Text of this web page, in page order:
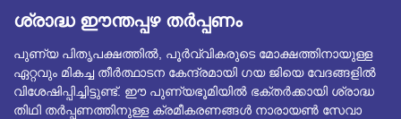
ശ്രാദ്ധ ഈന്തപ്പഴ തർപ്പണം
പുണ്യ പിതൃപക്ഷത്തിൽ, പൂർവ്വികരുടെ മോക്ഷത്തിനായുള്ള
ഏറ്റവും മികച്ച തീർത്ഥാടന കേന്ദ്രമായി ഗയ ജിയെ വേദങ്ങളിൽ
വിശേഷിപ്പിച്ചിട്ടുണ്ട്. ഈ പുണ്യഭൂമിയിൽ ഭക്തർക്കായി ശ്രാദ്ധ
തിഥി തർപ്പണത്തിനുള്ള ക്രമീകരണങ്ങൾ നാരായൺ സേവാ